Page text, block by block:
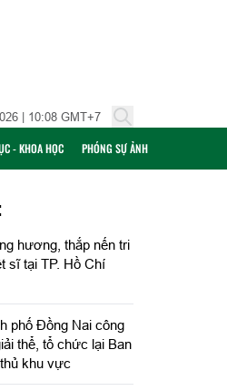
| 10:08 GMT+7
- KHOA HỌC PHÓNG SỰ ẢNH
hương, thắp nến tri
sĩ tại TP. Hồ Chí
phố Đồng Nai công
thể, tổ chức lại Ban
khu vực